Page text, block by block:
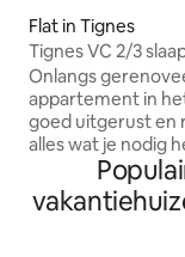
Flat in Tignes
Tignes VC 2/3
goed uitgerust
Onlangs
appartement in
goed uitgerust en
alles wat je nodig
geweldig verblijf
appartement kan
twee of drie